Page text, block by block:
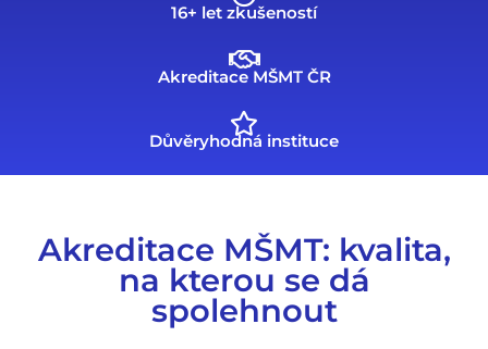
16+ let zkušeností
Akreditace MŠMT ČR
Důvěryhodná instituce
Akreditace MŠMT: kvalita,
na kterou se dá
spolehnout